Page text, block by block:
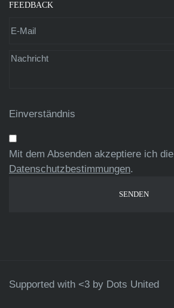
FEEDBACK
Einverständnis
Mit dem Absenden akzeptiere ich die
Datenschutzbestimmungen.
Supported with <3 by Dots United